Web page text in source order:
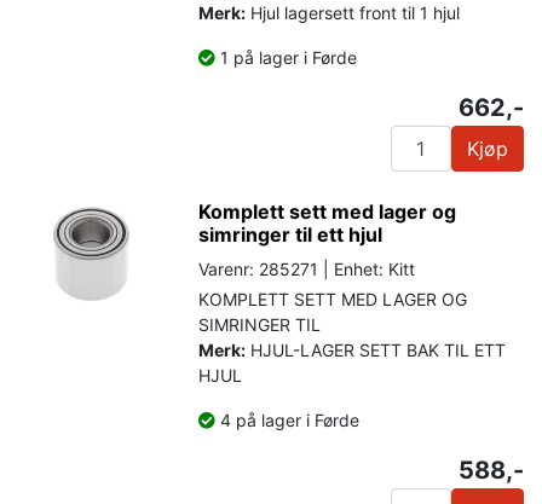
Merk: Hjul lagersett front til 1 hjul
1 på lager i Førde
662,-
Kjøp
Komplett sett med lager og
simringer til ett hjul
Varenr: 285271 | Enhet: Kitt
KOMPLETT SETT MED LAGER OG
SIMRINGER TIL
Merk: HJUL-LAGER SETT BAK TIL ETT
HJUL
4 på lager i Førde
588,-